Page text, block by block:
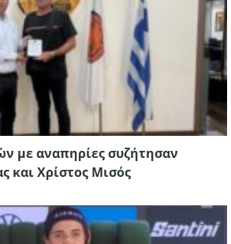
με αναπηρίες συζήτησαν
και Χρίστος Μισός